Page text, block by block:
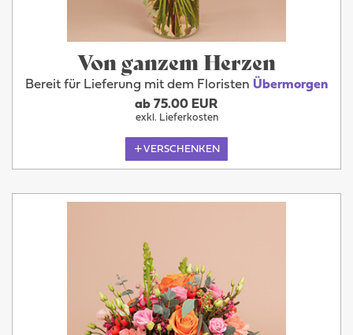
Von ganzem Herzen
Bereit für Lieferung mit dem Floristen Übermorgen
ab 75.00 EUR
exkl. Lieferkosten
VERSCHENKEN